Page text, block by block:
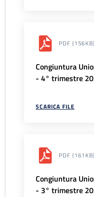
PDF (156KB)
Congiuntura
- 4° trimestre
SCARICA FILE
PDF (161KB)
Congiuntura
- 3° trimestre